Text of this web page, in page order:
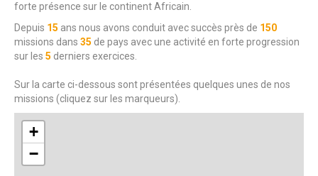
forte présence sur le continent Africain.
Depuis 15 ans nous avons conduit avec succès près de 150
missions dans 35 de pays avec une activité en forte progression
sur les 5 derniers exercices.
Sur la carte ci-dessous sont présentées quelques unes de nos
missions (cliquez sur les marqueurs).
+
−